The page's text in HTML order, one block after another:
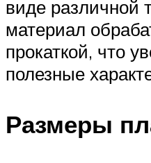
виде различной
материал
прокаткой, что
полезные
Размеры